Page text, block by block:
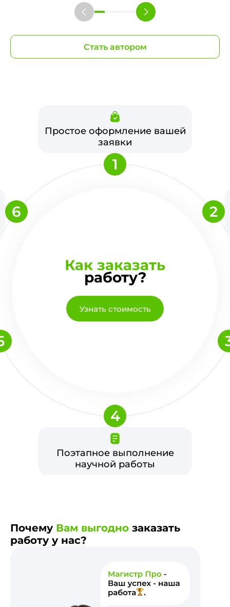
Стать автором
Как заказать
работу?
Узнать стоимость
Простое оформление вашей
заявки
1
2
Поэтапное выполнение
научной работы
4
6
Почему Вам выгодно заказать
работу у нас?